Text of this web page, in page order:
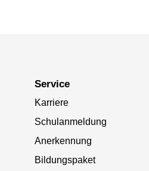
Service
Karriere
Schulanmeldung
Anerkennung
Bildungspaket